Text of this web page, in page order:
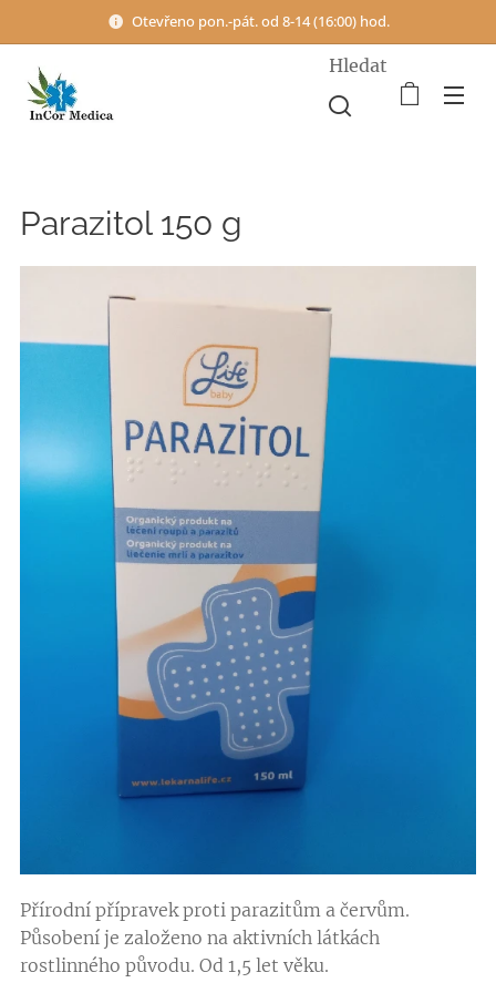
Otevřeno pon.-pát. od 8-14 (16:00) hod.
Hledat
Parazitol 150 g
Přírodní přípravek proti parazitům a červům.
Působení je založeno na aktivních látkách
rostlinného původu. Od 1,5 let věku.